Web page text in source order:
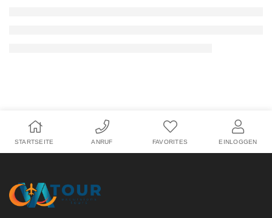
STARTSEITE ANRUF FAVORITES EINLOGGEN